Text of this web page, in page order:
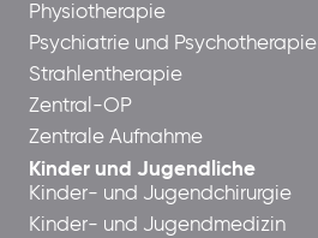
Physiotherapie
Psychiatrie und Psychotherapie
Strahlentherapie
Zentral-OP
Zentrale Aufnahme
Kinder und Jugendliche
Kinder- und Jugendchirurgie
Kinder- und Jugendmedizin